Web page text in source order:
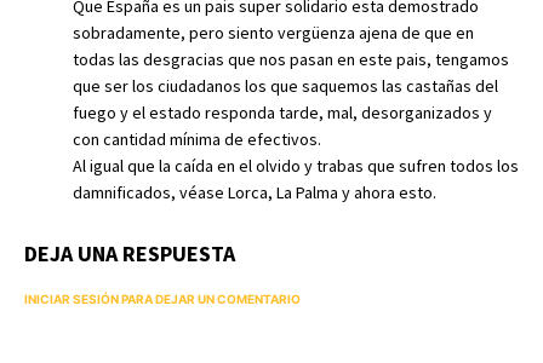
Que España es un pais super solidario esta demostrado
sobradamente, pero siento vergüenza ajena de que en
todas las desgracias que nos pasan en este pais, tengamos
que ser los ciudadanos los que saquemos las castañas del
fuego y el estado responda tarde, mal, desorganizados y
con cantidad mínima de efectivos.
Al igual que la caída en el olvido y trabas que sufren todos los
damnificados, véase Lorca, La Palma y ahora esto.
DEJA UNA RESPUESTA
INICIAR SESIÓN PARA DEJAR UN COMENTARIO